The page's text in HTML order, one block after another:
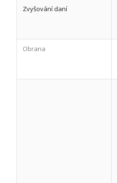
Zvyšování daní
Obrana